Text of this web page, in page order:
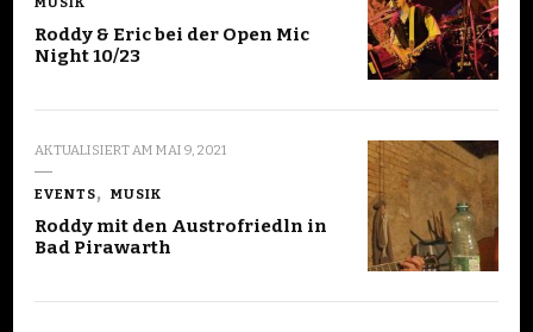
Roddy & Eric bei der Open Mic
Night 10/23
AKTUALISIERT AM MAI 9, 2021
EVENTS MUSIK
Roddy mit den Austrofriedln in
Bad Pirawarth